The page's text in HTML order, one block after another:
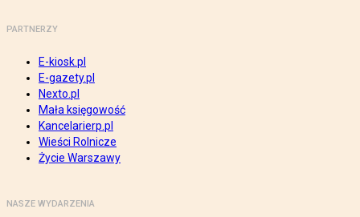
PARTNERZY
E-kiosk.pl
E-gazety.pl
Nexto.pl
Mała księgowość
Kancelarierp.pl
Wieści Rolnicze
Życie Warszawy
NASZE WYDARZENIA